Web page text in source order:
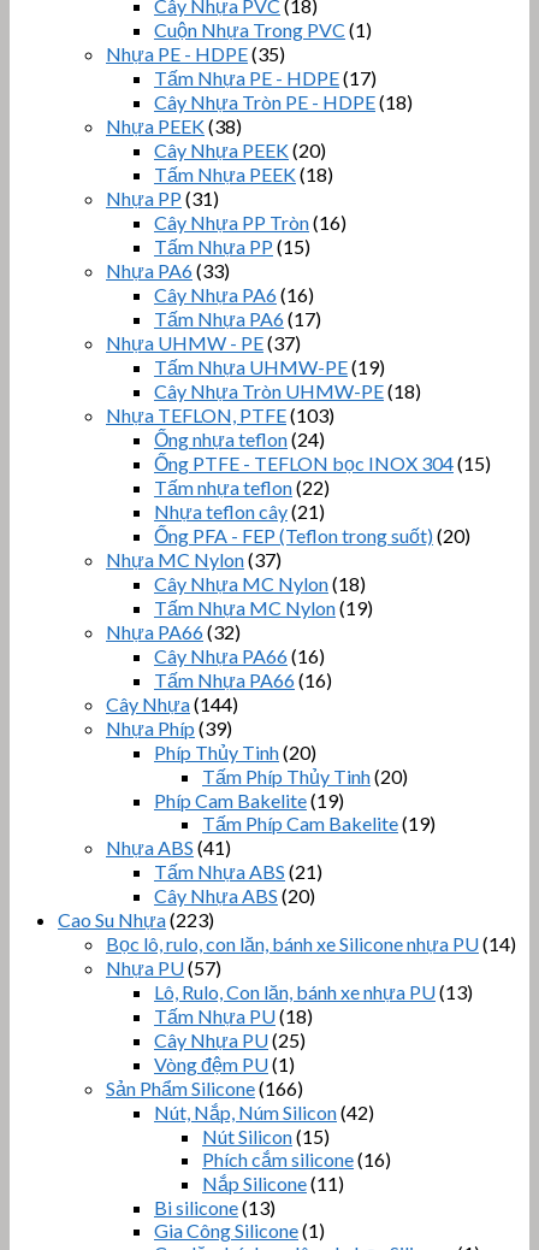
Cây Nhựa PVC (18)
Cuộn Nhựa Trong PVC (1)
Nhựa PE - HDPE(35)
Tấm Nhựa PE - HDPE(17)
Cây Nhựa Tròn PE - HDPE(18)
Nhựa PEEK(38)
Cây Nhựa PEEK(20)
Tấm Nhựa PEEK(18)
Nhựa PP (31)
Cây Nhựa PP Tròn(16)
Tấm Nhựa PP (15)
Nhựa PA6(33)
Cây Nhựa PA6(16)
Tấm Nhựa PA6(17)
Nhựa UHMW - PE(37)
Tấm Nhựa UHMW-PE(19)
Cây Nhựa Tròn UHMW-PE(18)
Nhựa TEFLON, PTFE(103)
Ống nhựa teflon(24)
Ống PTFE - TEFLON bọc INOX 304(15)
Tấm nhựa teflon(22)
Nhựa teflon cây(21)
Ống PFA - FEP (Teflon trong suốt)(20)
Nhựa MC Nylon(37)
Cây Nhựa MC Nylon(18)
Tấm Nhựa MC Nylon(19)
Nhựa PA66(32)
Cây Nhựa PA66(16)
Tấm Nhựa PA66(16)
Cây Nhựa(144)
Nhựa Phíp (39)
Phíp Thủy Tinh(20)
Tấm Phíp Thủy Tinh(20)
Phíp Cam Bakelite(19)
Tấm Phíp Cam Bakelite(19)
Nhựa ABS (41)
Tấm Nhựa ABS (21)
Cây Nhựa ABS (20)
Cao Su Nhựa(223)
Bọc lô, rulo, con lăn, bánh xe Silicone nhựa PU(14)
Nhựa PU(57)
Lô, Rulo, Con lăn, bánh xe nhựa PU(13)
Tấm Nhựa PU(18)
Cây Nhựa PU(25)
Vòng đệm PU(1)
Sản Phẩm Silicone(166)
Nút, Nắp, Núm Silicon(42)
Nút Silicon(15)
Phích cắm silicone(16)
Nắp Silicone(11)
Bi silicone(13)
Gia Công Silicone(1)